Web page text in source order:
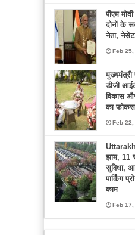
पीएम
दोनों के
नेता, नेसेट
Feb
मुख्यमंत्री
डीजी
विकास
का
Feb
झाम, 11
सुविधा,
पार्किंग
काम
Feb